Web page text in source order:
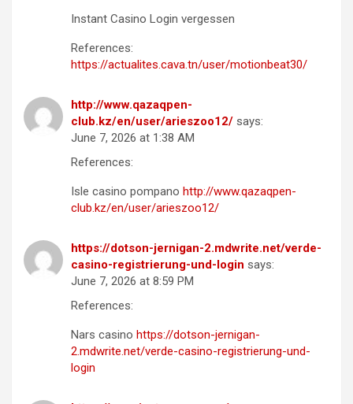
Instant Casino Login vergessen
References:
https://actualites.cava.tn/user/motionbeat30/
http://www.qazaqpen-
club.kz/en/user/arieszoo12/ says:
June 7, 2026 at 1:38 AM
References:
Isle casino pompano http://www.qazaqpen-
club.kz/en/user/arieszoo12/
https://dotson-jernigan-2.mdwrite.net/verde-
casino-registrierung-und-login says:
June 7, 2026 at 8:59 PM
References:
Nars casino https://dotson-jernigan-
2.mdwrite.net/verde-casino-registrierung-und-
login